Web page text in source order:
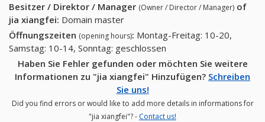
86-
Besitzer / Direktor / Manager (Owner / Director / Manager) of
jia xiangfei: Domain master
Öffnungszeiten (opening hours): Montag-Freitag: 10-20,
Samstag: 10-14, Sonntag: geschlossen
Haben Sie Fehler gefunden oder möchten Sie weitere
Informationen zu "jia xiangfei" Hinzufügen? Schreiben
Sie uns!
Did you find errors or would like to add more details in informations for
"jia xiangfei"? - Contact us!